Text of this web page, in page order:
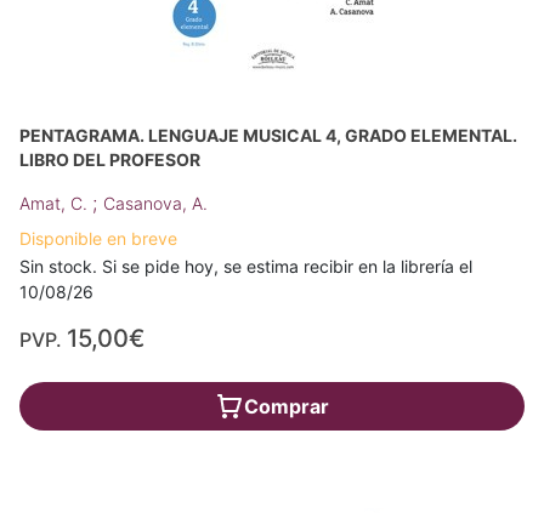
PENTAGRAMA. LENGUAJE MUSICAL 4, GRADO ELEMENTAL.
LIBRO DEL PROFESOR
Amat, C. ; Casanova, A.
Disponible en breve
Sin stock. Si se pide hoy, se estima recibir en la librería el
10/08/26
PVP. 15,00€
Comprar